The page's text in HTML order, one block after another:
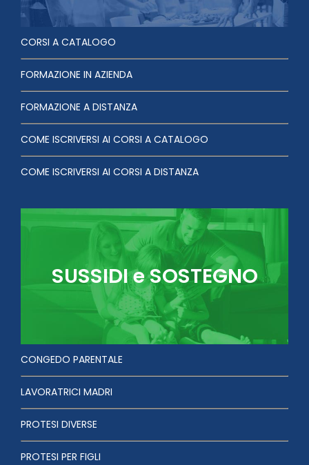
CORSI A CATALOGO
FORMAZIONE IN AZIENDA
FORMAZIONE A DISTANZA
COME ISCRIVERSI AI CORSI A CATALOGO
COME ISCRIVERSI AI CORSI A DISTANZA
SUSSIDI e SOSTEGNO
CONGEDO PARENTALE
LAVORATRICI MADRI
PROTESI DIVERSE
PROTESI PER FIGLI